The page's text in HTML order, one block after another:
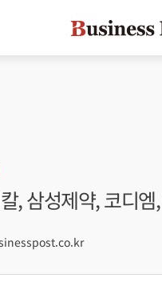
, 삼성제약, 코디